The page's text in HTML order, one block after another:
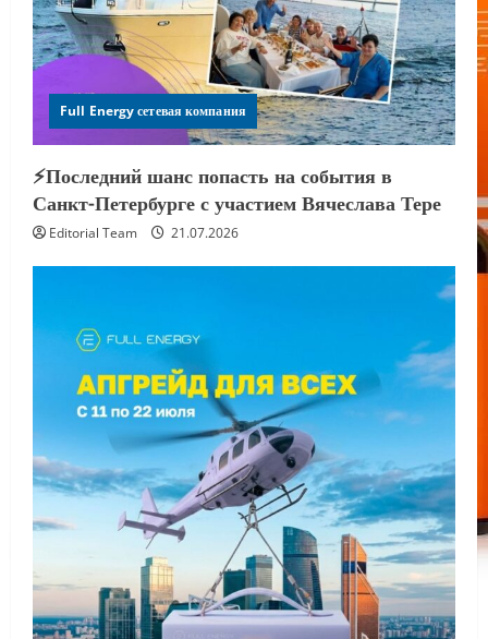
Full Energy сетевая компания
⚡️Последний шанс попасть на события в
Санкт-Петербурге с участием Вячеслава Тере
Editorial Team 21.07.2026